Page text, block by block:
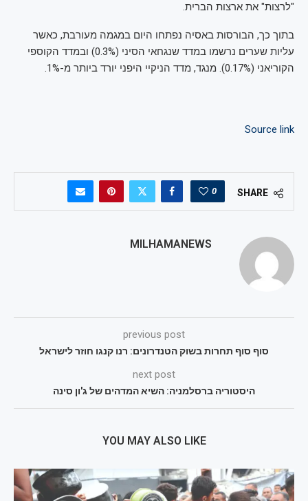
"לרצות" את ארצות הברית.
בתוך כך, הבורסות באסיה נפתחו היום במגמה מעורבת, כאשר
עליות שערים נרשמו במדד שנגחאי הסיני (0.3%) ובמדד הקוספי
הקוריאני (0.17%). מנגד, מדד הניקיי היפני יורד ביותר מ-1%.
Source link
SHARE
0
MILHAMANEWS
previous post
סוף סוף תחרות בשוק הטנדרונים: רנו קנגו חוזר לישראל
next post
היסטוריה ברסלמניה: השיא המדהים של ג'ון סינה
YOU MAY ALSO LIKE